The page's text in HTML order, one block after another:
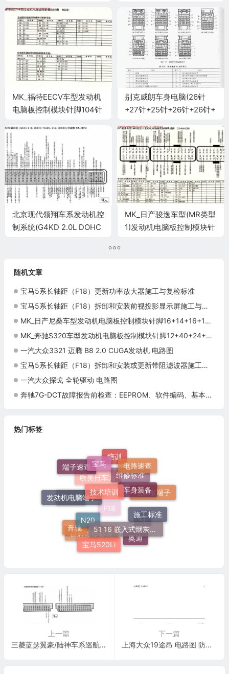
MK_福特EECV车型发动机
电脑板控制模块针脚104针
别克威朗车身电脑(26针
+27针+25针+26针+26针+
北京现代领翔车系发动机控
制系统(G4KD 2.0L DOHC
MK_日产骏逸车型(MR类型
1)发动机电脑板控制模块针
随机文章
宝马5系长轴距（F18）更新功率放大器施工与复检标准
宝马5系长轴距（F18）拆卸和安装前视投影显示屏施工与复检标准
MK_日产尼桑车型发动机电脑板控制模块针脚16+14+16+18针2 端子图
MK_奔驰S320车型发动机电脑板控制模块针脚12+40+24+48+21针 端子图
一汽大众3321 迈腾 B8 2.0 CUGA发动机 电路图
宝马5系长轴距（F18）拆卸和安装或更新带阻滤波器施工与复检标准
一汽大众探戈 全轮驱动 电路图
奔驰7G-DCT故障报告前检查：EEPROM、软件编码、基本调校与资料包
热门标签
群辉维修标准
F18
灯
奥迪
宝马520Li
奔驰
520Li
欧美日车系维修标准
电脑板端子
施工标准
51 16 嵌入式烟灰缸托架
N20
发动机电脑端子
端子速查
培训电路速查
车身装备
技术培训
宝马
上一篇
三菱蓝瑟翼豪/陆神车系巡航控制系统电脑板 118针端子
下一篇
上海大众19途昂 电路图 防抱死制动系统(ABS) 电路图